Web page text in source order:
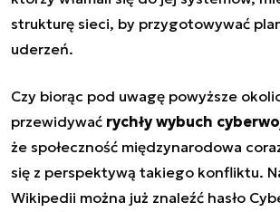
strukturę sieci, by przygotowywać
uderzeń.
Czy biorąc pod uwagę powyższe
przewidywać rychły wybuch
że społeczność międzynarodowa
się z perspektywą takiego konfliktu.
Wikipedii można już znaleźć hasło